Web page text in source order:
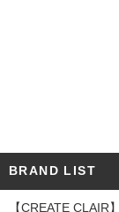
BRAND LIST
【CREATE CLAIR